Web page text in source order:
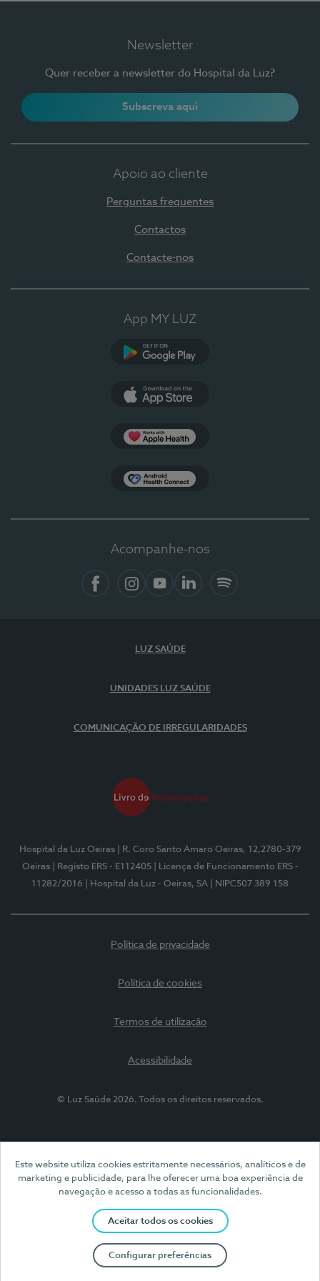
Este website utiliza cookies estritamente necessários, analíticos e de
marketing e publicidade, para lhe oferecer uma boa experiência de
navegação e acesso a todas as funcionalidades.
Aceitar todos os cookies
Configurar preferências
Newsletter
Quer receber a newsletter do Hospital da Luz?
Subscreva aqui
Apoio ao cliente
Perguntas frequentes
Contactos
Contacte-nos
App MY LUZ
Acompanhe-nos
LUZ SAÚDE
UNIDADES LUZ SAÚDE
COMUNICAÇÃO DE IRREGULARIDADES
Hospital da Luz Oeiras
| R. Coro Santo Amaro Oeiras, 12,2780-379
Oeiras
| Registo ERS - E112405
| Licença de Funcionamento ERS -
11282/2016
| Hospital da Luz - Oeiras, SA | NIPC507 389 158
Política de privacidade
Política de cookies
Termos de utilização
Acessibilidade
© Luz Saúde 2026. Todos os direitos reservados.